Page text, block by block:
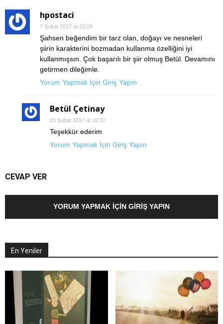
hpostaci
7 Şubat 2017 at 20:29
Şahsen beğendim bir tarz olan, doğayı ve nesneleri
şiirin karakterini bozmadan kullanma özelliğini iyi
kullanmışsın. Çok başarılı bir şiir olmuş Betül. Devamını
getirmen dileğimle.
Yorum Yapmak İçin Giriş Yapın
Betül Çetinay
20 Şubat 2017 at 10:32
Teşekkür ederim
Yorum Yapmak İçin Giriş Yapın
CEVAP VER
YORUM YAPMAK İÇIN GIRIŞ YAPIN
En Yeniler